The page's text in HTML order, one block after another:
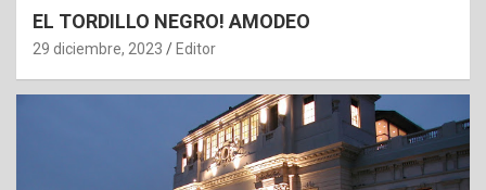
EL TORDILLO NEGRO! AMODEO
29 diciembre, 2023 Editor